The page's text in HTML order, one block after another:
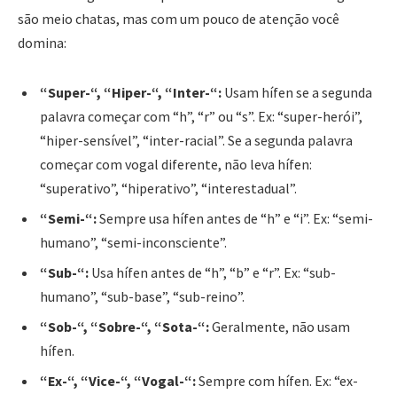
são meio chatas, mas com um pouco de atenção você
domina:
“Super-“, “Hiper-“, “Inter-“: Usam hífen se a segunda
palavra começar com “h”, “r” ou “s”. Ex: “super-herói”,
“hiper-sensível”, “inter-racial”. Se a segunda palavra
começar com vogal diferente, não leva hífen:
“superativo”, “hiperativo”, “interestadual”.
“Semi-“:Sempre usa hífen antes de “h” e “i”. Ex: “semi-
humano”, “semi-inconsciente”.
“Sub-“: Usa hífen antes de “h”, “b” e “r”. Ex: “sub-
humano”, “sub-base”, “sub-reino”.
“Sob-“, “Sobre-“, “Sota-“:Geralmente, não usam
hífen.
“Ex-“, “Vice-“, “Vogal-“:Sempre com hífen. Ex: “ex-